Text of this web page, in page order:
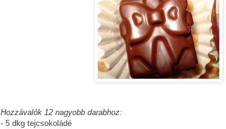
Hozzávalók 12 nagyobb darabhoz:
- 5 dkg tejcsokoládé